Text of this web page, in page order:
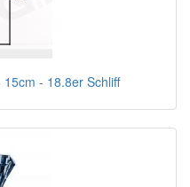
- 18.8er Schliff